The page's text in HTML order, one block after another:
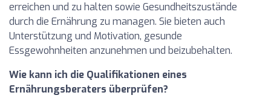
erreichen und zu halten sowie Gesundheitszustände
durch die Ernährung zu managen. Sie bieten auch
Unterstützung und Motivation, gesunde
Essgewohnheiten anzunehmen und beizubehalten.
Wie kann ich die Qualifikationen eines
Ernährungsberaters überprüfen?